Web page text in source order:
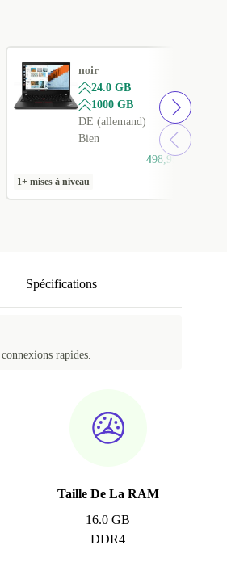
noir
24.0 GB
1000 GB
DE (allemand)
Bien
498,99 €
1+ mises à niveau
Spécifications
rapides.
Taille De La RAM
16.0 GB
DDR4